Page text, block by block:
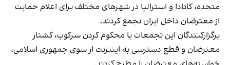
متحده، کانادا و استرالیا در شهرهای مختلف برای اعلام حمایت
از معترضان داخل ایران تجمع کردند.
برگزارکنندگان این تجمعات با محکوم کردن سرکوب، کشتار
معترضان و قطع دسترسی به اینترنت از سوی جمهوری اسلامی،